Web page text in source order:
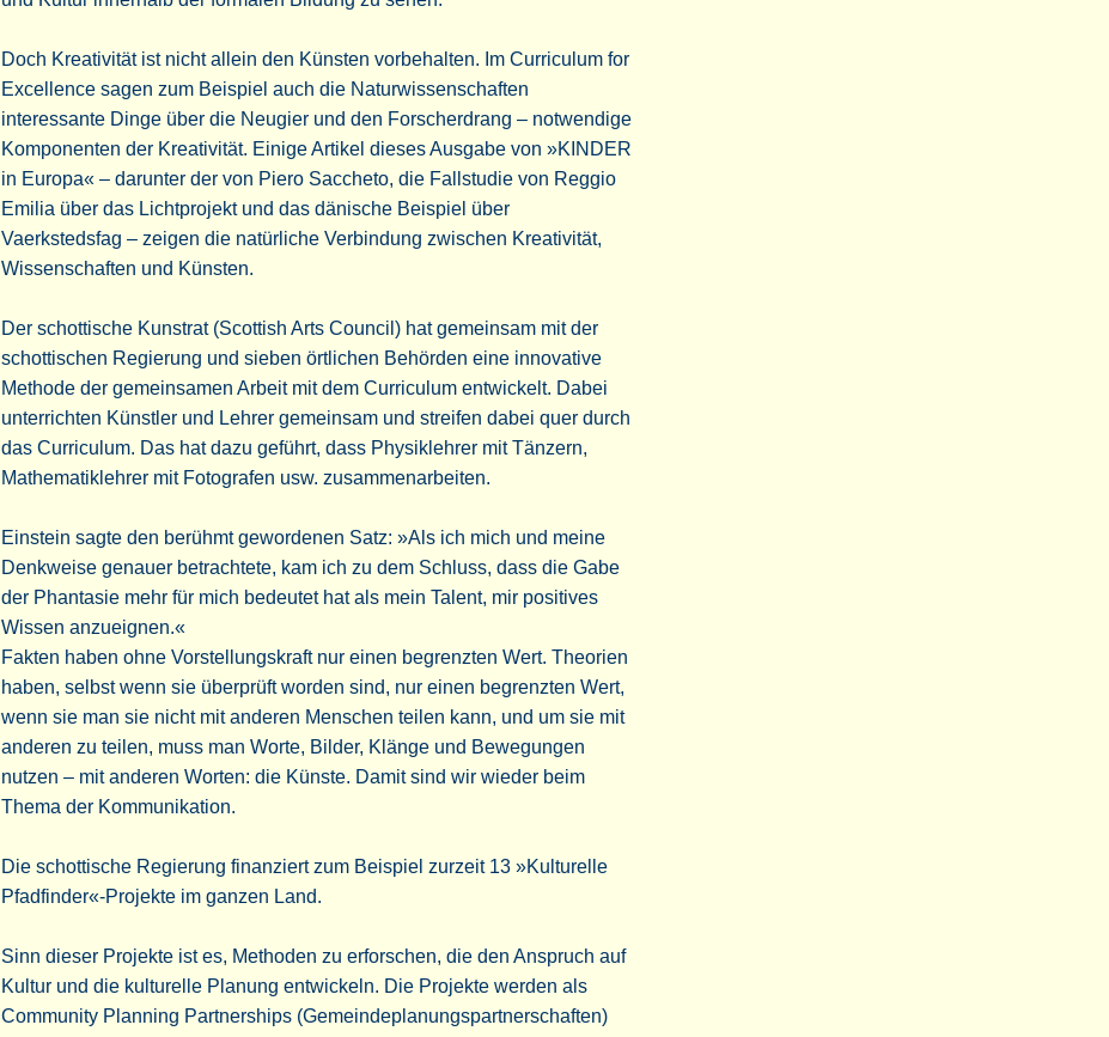
Doch Kreativität ist nicht allein den Künsten vorbehalten. Im Curriculum for
Excellence sagen zum Beispiel auch die Naturwissenschaften
interessante Dinge über die Neugier und den Forscherdrang – notwendige
Komponenten der Kreativität. Einige Artikel dieses Ausgabe von »KINDER
in Europa« – darunter der von Piero Saccheto, die Fallstudie von Reggio
Emilia über das Lichtprojekt und das dänische Beispiel über
Vaerkstedsfag – zeigen die natürliche Verbindung zwischen Kreativität,
Wissenschaften und Künsten.
Der schottische Kunstrat (Scottish Arts Council) hat gemeinsam mit der
schottischen Regierung und sieben örtlichen Behörden eine innovative
Methode der gemeinsamen Arbeit mit dem Curriculum entwickelt. Dabei
unterrichten Künstler und Lehrer gemeinsam und streifen dabei quer durch
das Curriculum. Das hat dazu geführt, dass Physiklehrer mit Tänzern,
Mathematiklehrer mit Fotografen usw. zusammenarbeiten.
Einstein sagte den berühmt gewordenen Satz: »Als ich mich und meine
Denkweise genauer betrachtete, kam ich zu dem Schluss, dass die Gabe
der Phantasie mehr für mich bedeutet hat als mein Talent, mir positives
Wissen anzueignen.«
Fakten haben ohne Vorstellungskraft nur einen begrenzten Wert. Theorien
haben, selbst wenn sie überprüft worden sind, nur einen begrenzten Wert,
wenn sie man sie nicht mit anderen Menschen teilen kann, und um sie mit
anderen zu teilen, muss man Worte, Bilder, Klänge und Bewegungen
nutzen – mit anderen Worten: die Künste. Damit sind wir wieder beim
Thema der Kommunikation.
Die schottische Regierung finanziert zum Beispiel zurzeit 13 »Kulturelle
Pfadfinder«-Projekte im ganzen Land.
Sinn dieser Projekte ist es, Methoden zu erforschen, die den Anspruch auf
Kultur und die kulturelle Planung entwickeln. Die Projekte werden als
Community Planning Partnerships (Gemeindeplanungspartnerschaften)